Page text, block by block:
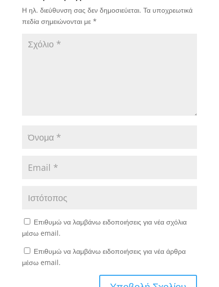
Η ηλ. διεύθυνση σας δεν δημοσιεύεται. Τα υποχρεωτικά
πεδία σημειώνονται με *
Επιθυμώ να λαμβάνω ειδοποιήσεις για νέα σχόλια
μέσω email.
Επιθυμώ να λαμβάνω ειδοποιήσεις για νέα άρθρα
μέσω email.